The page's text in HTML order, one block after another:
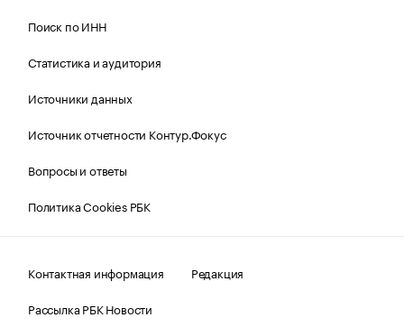
Поиск по ИНН
Статистика и аудитория
Источники данных
Источник отчетности Контур.Фокус
Вопросы и ответы
Политика Cookies РБК
Контактная информация
Редакция
Рассылка РБК Новости